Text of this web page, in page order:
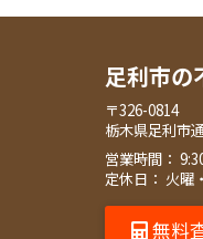
足利市の
〒326-0814
栃木県足利市
営業時間：
定休日： 火曜
無料